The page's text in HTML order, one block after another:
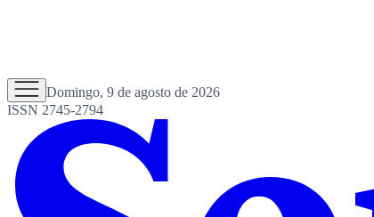
Domingo, 9 de agosto de 2026
ISSN 2745-2794